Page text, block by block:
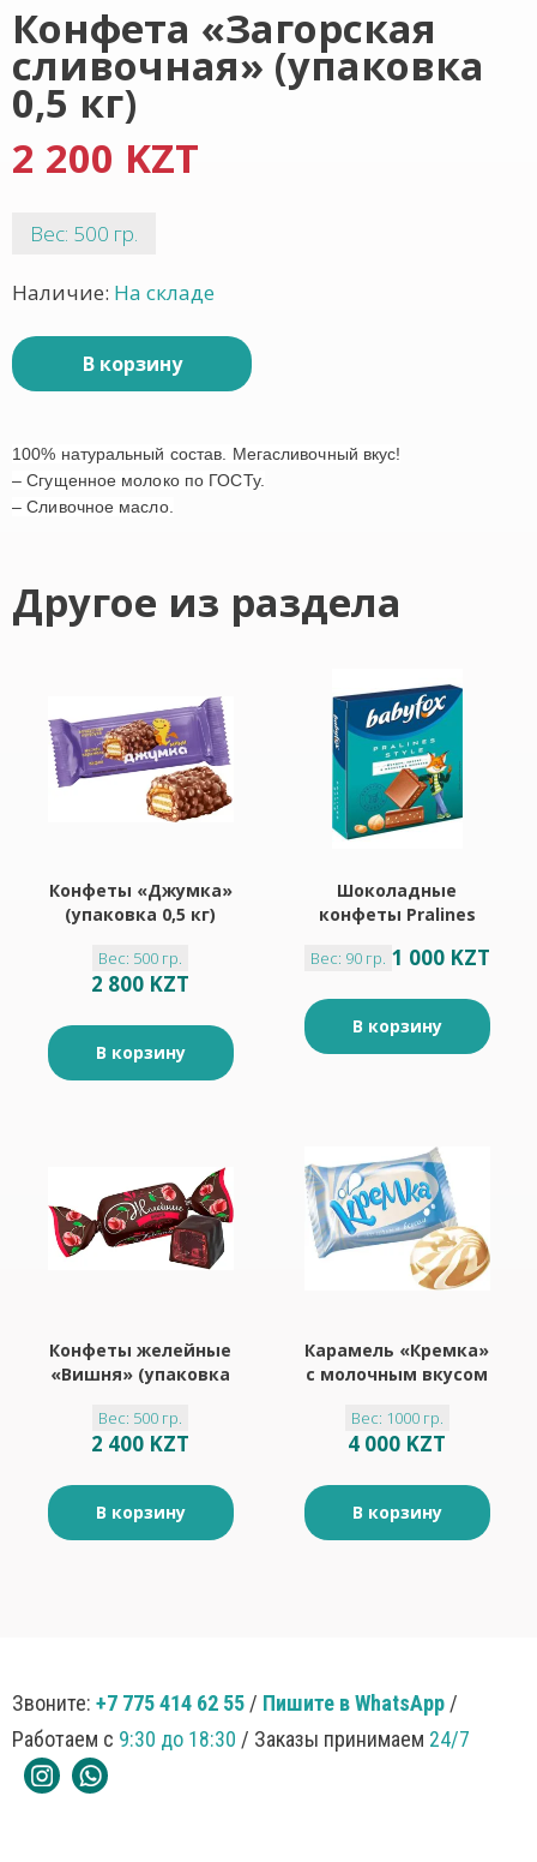
Конфета «Загорская
сливочная» (упаковка
0,5 кг)
2 200 KZT
Вес: 500 гр.
Наличие: На складе
В корзину
100% натуральный состав. Мегасливочный вкус!
– Сгущенное молоко по ГОСТу.
– Сливочное масло.
Другое из раздела
Конфеты «Джумка»
(упаковка 0,5 кг)
Вес: 500 гр.
2 800 KZT
В корзину
Шоколадные
конфеты Pralines
арахис и молочный
Вес: 90 гр. 1 000 KZT
В корзину
Конфеты желейные
«Вишня» (упаковка
Вес: 500 гр.
2 400 KZT
В корзину
Карамель «Кремка»
с молочным вкусом
Вес: 1000 гр.
4 000 KZT
В корзину
Звоните: +7 775 414 62 55 / Пишите в WhatsApp /
Работаем с 9:30 до 18:30 / Заказы принимаем 24/7